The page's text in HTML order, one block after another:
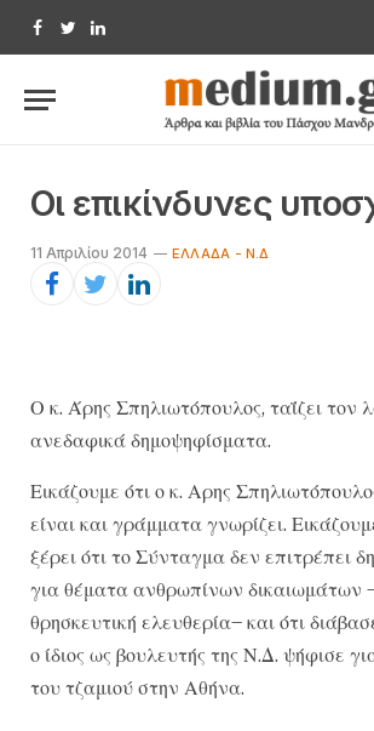
Facebook
TwitterLinkedIn
Οι επικίνδυνες
11 Απριλίου 2014 ΕΛΛΆΔΑ - Ν.Δ
Ο κ. Άρης Σπηλιωτόπουλος, ταΐζει τον
ανεδαφικά δημοψηφίσματα.
Εικάζουμε ότι ο κ. Αρης
είναι και γράμματα γνωρίζει.
ξέρει ότι το Σύνταγμα δεν επιτρέπει
για θέματα ανθρωπίνων δικαιωμάτων
θρησκευτική ελευθερία– και ότι
ο ίδιος ως βουλευτής της Ν.Δ. ψήφισε
του τζαμιού στην Αθήνα.